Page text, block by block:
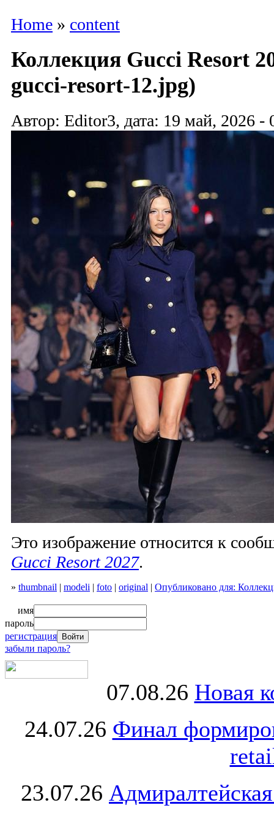
Home » content
Коллекция Gucci Resort
gucci-resort-12.jpg)
Автор: Editor3, дата: 19 май, 2026 -
Это изображение относится к
Gucci Resort 2027.
» thumbnail | modeli | foto | original | Опубликовано для:
имя
пароль
регистрация
забыли пароль?
07.08.26 Новая
24.07.26 Финал
23.07.26